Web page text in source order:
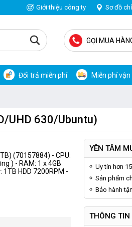
Giới thiệu công ty Sơ đồ
GỌI MUA
Miễn phí
Đổi trả miễn phí
UHD 630/Ubuntu)
(70157884) - CPU:
) - RAM: 1 x 4GB
1TB HDD 7200RPM -
YÊN TÂM
Uy tín hơn
Sản phẩm
Bảo hành
THÔNG TIN